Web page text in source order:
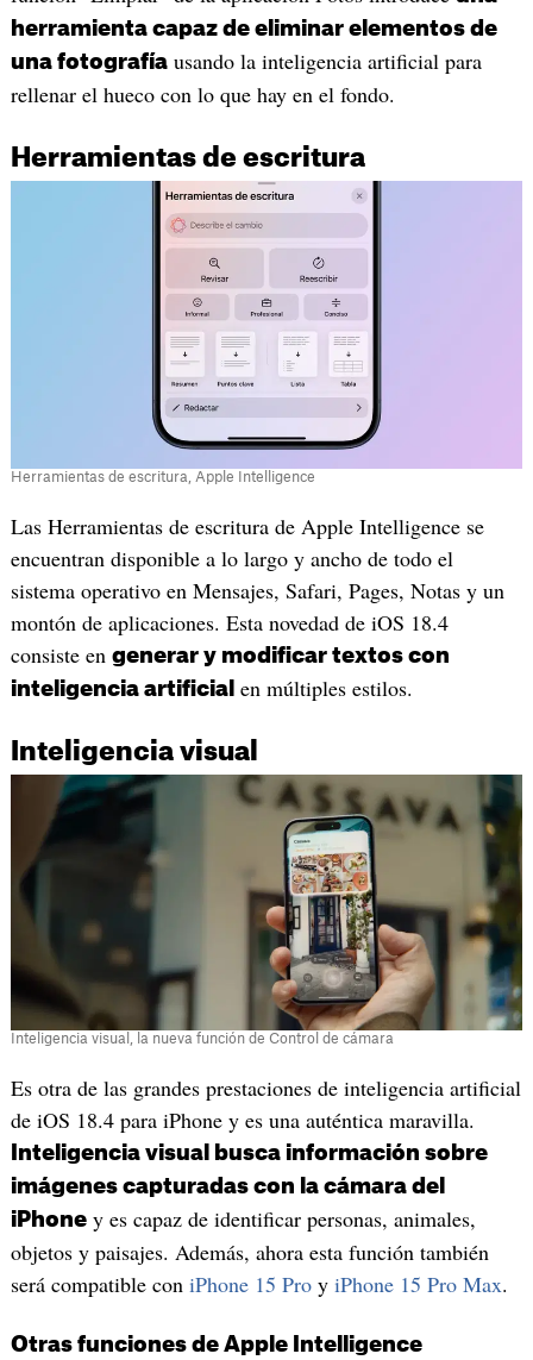
herramienta capaz de eliminar elementos de
una fotografíausando la inteligencia artificial para
rellenar el hueco con lo que hay en el fondo.
Herramientas de escritura
Herramientas de escritura, Apple Intelligence
Las Herramientas de escritura de Apple Intelligence se
encuentran disponible a lo largo y ancho de todo el
sistema operativo en Mensajes, Safari, Pages, Notas y un
montón de aplicaciones. Esta novedad de iOS 18.4
consiste en generar y modificar textos con
inteligencia artificial en múltiples estilos.
Inteligencia visual
Inteligencia visual, la nueva función de Control de cámara
Es otra de las grandes prestaciones de inteligencia artificial
de iOS 18.4 para iPhone y es una auténtica maravilla.
Inteligencia visual busca información sobre
imágenes capturadas con la cámara del
iPhoney es capaz de identificar personas, animales,
objetos y paisajes. Además, ahora esta función también
será compatible con iPhone 15 Proy iPhone 15 Pro Max.
Otras funciones de Apple Intelligence